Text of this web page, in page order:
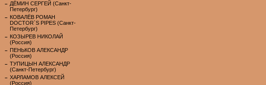
ДЁМИН СЕРГЕЙ (Санкт-
Петербург)
КОВАЛЁВ РОМАН
DOCTOR`S PIPES (Санкт-
Петербург)
КОЗЫРЕВ НИКОЛАЙ
(Россия)
ПЕНЬКОВ АЛЕКСАНДР
(Россия)
ТУПИЦЫН АЛЕКСАНДР
(Санкт-Петербург)
ХАРЛАМОВ АЛЕКСЕЙ
(Россия)